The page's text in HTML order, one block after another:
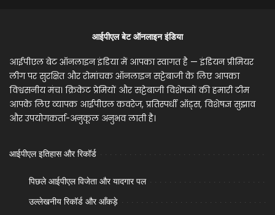
आईपीएल बेट ऑनलाइन इंडिया
आईपीएल बेट ऑनलाइन इंडिया में आपका स्वागत है — इंडियन प्रीमियर
लीग पर सुरक्षित और रोमांचक ऑनलाइन सट्टेबाजी के लिए आपका
विश्वसनीय मंच। क्रिकेट प्रेमियों और सट्टेबाजी विशेषज्ञों की हमारी टीम
आपके लिए व्यापक आईपीएल कवरेज, प्रतिस्पर्धी ऑड्स, विशेषज्ञ सुझाव
और उपयोगकर्ता-अनुकूल अनुभव लाती है।
आईपीएल इतिहास और रिकॉर्ड
पिछले आईपीएल विजेता और यादगार पल
उल्लेखनीय रिकॉर्ड और आँकड़े